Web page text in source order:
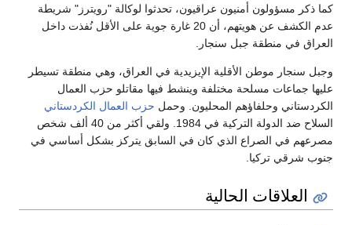
كما ذكر مسؤولون أمنيون عراقيون، تحدثوا لوكالة "رويترز" شريطة
عدم الكشف عن هويتهم، أن 20 غارة جوية على الأقل نُفذت داخل
العراق في منطقة جبل سنجار.
وجبل سنجار موطن الأقلية الإيزيدية في العراق، وهي منطقة تسيطر
عليها جماعات مسلحة مختلفة وينشط فيها مقاتلو حزب العمال
الكردستاني وحلفاؤهم المحليون. وحمل حزب العمال الكردستاني
السلاح ضد الدولة التركية في 1984. ولقي أكثر من 40 ألف شخص
مصرعهم في الصراع الذي كان في السابق يتركز بشكل أساسي في
جنوب شرقي تركيا.
العلاقات الحالية